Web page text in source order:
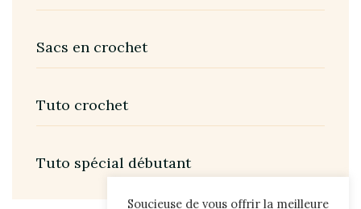
Sacs en crochet
Tuto crochet
Tuto spécial débutant
Soucieuse de vous offrir la meilleure